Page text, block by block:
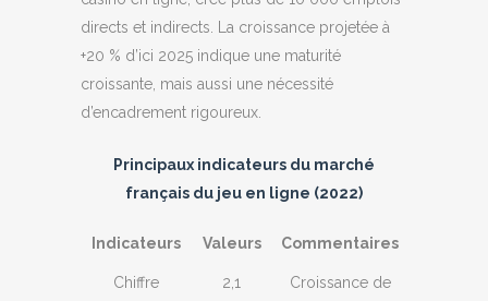
directs et indirects. La croissance projetée à
+20 % d’ici 2025 indique une maturité
croissante, mais aussi une nécessité
d’encadrement rigoureux.
Principaux indicateurs du marché
français du jeu en ligne (2022)
Indicateurs Valeurs Commentaires
Chiffre
2,1
Croissance de